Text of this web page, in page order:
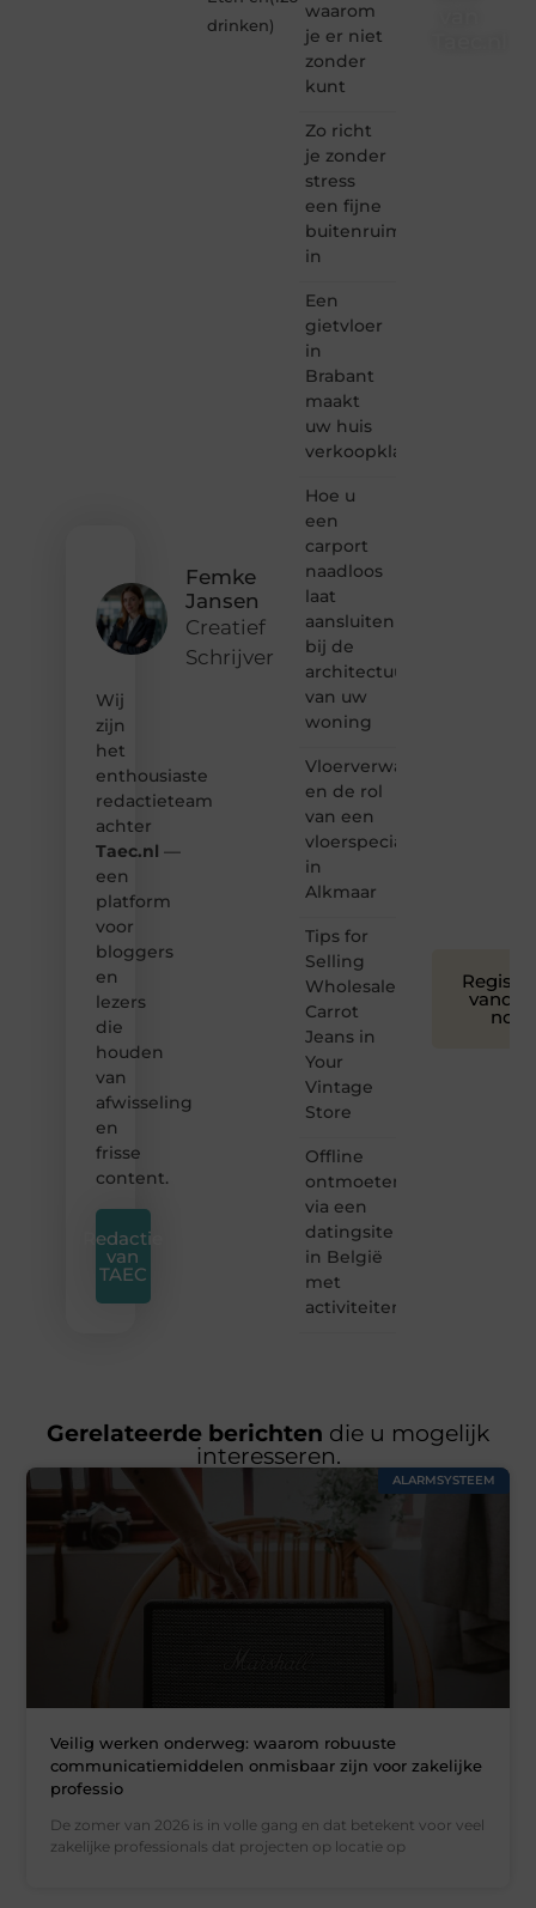
Femke
Jansen
Creatief
Schrijver
Wij
zijn
het
enthousiaste
redactieteam
achter
Taec.nl —
een
platform
voor
bloggers
en
lezers
die
houden
van
afwisseling
en
frisse
content.
Redactie
van
TAEC
drinken)
waarom
je er niet
zonder
kunt
Zo richt
je zonder
stress
een fijne
buitenruimte
in
Een
gietvloer
in
Brabant
maakt
uw huis
verkoopklaar
Hoe u
een
carport
naadloos
laat
aansluiten
bij de
architectuur
van uw
woning
Vloerverwarming
en de rol
van een
vloerspecialist
in
Alkmaar
Tips for
Selling
Wholesale
Carrot
Jeans in
Your
Vintage
Store
Offline
ontmoeten
via een
datingsite
in België
met
activiteiten
nog
Gerelateerde berichten die u mogelijk
interesseren.
ALARMSYSTEEM
Veilig werken onderweg: waarom robuuste
communicatiemiddelen onmisbaar zijn voor zakelijke
professio
De zomer van 2026 is in volle gang en dat betekent voor veel
zakelijke professionals dat projecten op locatie op